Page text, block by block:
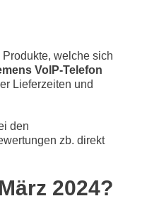
welche sich
VoIP-Telefon
Lieferzeiten und
den
zb. direkt
2024?